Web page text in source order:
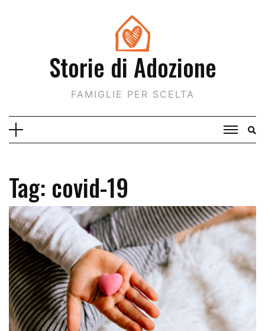
Storie di Adozione
FAMIGLIE PER SCELTA
Tag: covid-19